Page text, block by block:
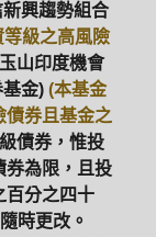
興趨勢組合
級之高風險
玉山印度機會
金) (本基金
債券且基金之
債券，惟投
券為限，且投
百分之四十
時更改。